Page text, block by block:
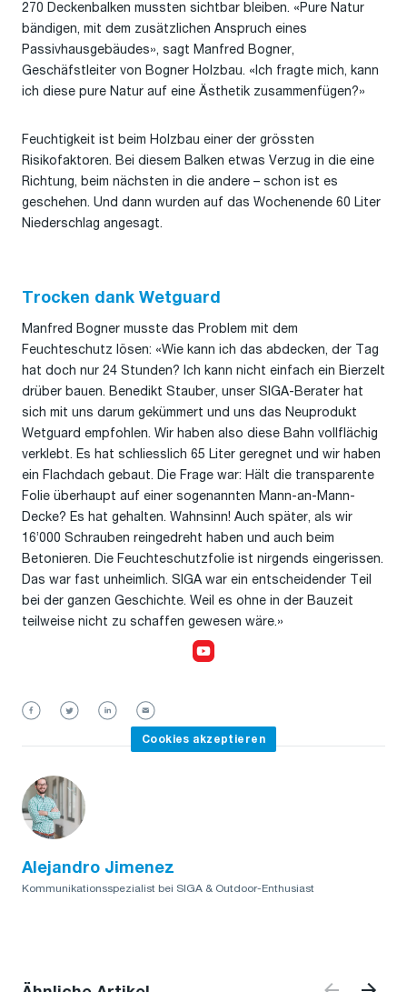
270 Deckenbalken mussten sichtbar bleiben. «Pure Natur
bändigen, mit dem zusätzlichen Anspruch eines
Passivhausgebäudes», sagt Manfred Bogner,
Geschäfstleiter von Bogner Holzbau. «Ich fragte mich, kann
ich diese pure Natur auf eine Ästhetik zusammenfügen?»
Feuchtigkeit ist beim Holzbau einer der grössten
Risikofaktoren. Bei diesem Balken etwas Verzug in die eine
Richtung, beim nächsten in die andere – schon ist es
geschehen. Und dann wurden auf das Wochenende 60 Liter
Niederschlag angesagt.
Trocken dank Wetguard
Manfred Bogner musste das Problem mit dem
Feuchteschutz lösen: «Wie kann ich das abdecken, der Tag
hat doch nur 24 Stunden? Ich kann nicht einfach ein Bierzelt
drüber bauen. Benedikt Stauber, unser SIGA-Berater hat
sich mit uns darum gekümmert und uns das Neuprodukt
Wetguard empfohlen. Wir haben also diese Bahn vollflächig
verklebt. Es hat schliesslich 65 Liter geregnet und wir haben
ein Flachdach gebaut. Die Frage war: Hält die transparente
Folie überhaupt auf einer sogenannten Mann-an-Mann-
Decke? Es hat gehalten. Wahnsinn! Auch später, als wir
16’000 Schrauben reingedreht haben und auch beim
Betonieren. Die Feuchteschutzfolie ist nirgends eingerissen.
Das war fast unheimlich. SIGA war ein entscheidender Teil
bei der ganzen Geschichte. Weil es ohne in der Bauzeit
teilweise nicht zu schaffen gewesen wäre.»
Cookies akzeptieren
Alejandro Jimenez
Kommunikationsspezialist bei SIGA & Outdoor-Enthusiast